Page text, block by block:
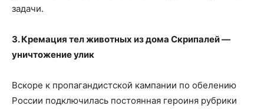
задачи.
3. Кремация тел животных из дома Скрипалей —
уничтожение улик
Вскоре к пропагандистской кампании по обелению
России подключилась постоянная героиня рубрики